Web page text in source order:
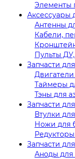
Элементы
Аксессуары
Антенны
Кабели,
Пульты
Запчасти
Таймеры
Тэны для
Запчасти
Втулки
Ножи для
Запчасти
Аноды для